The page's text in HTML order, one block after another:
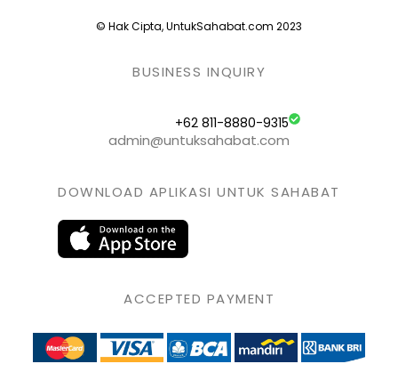
© Hak Cipta, UntukSahabat.com 2023
BUSINESS INQUIRY
+62 811-8880-9315
admin@untuksahabat.com
DOWNLOAD APLIKASI UNTUK SAHABAT
ACCEPTED PAYMENT